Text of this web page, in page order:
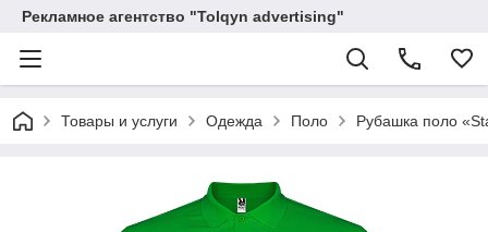
Рекламное агентство "Tolqyn advertising"
Товары и услуги Одежда Поло Рубашка поло